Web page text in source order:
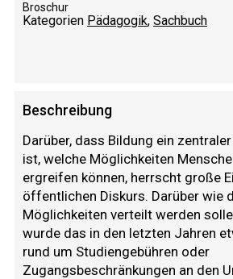
Broschur
Kategorien Pädagogik, Sachbuch
Beschreibung
Darüber, dass Bildung ein
ist, welche Möglichkeiten
ergreifen können, herrscht große
öffentlichen Diskurs. Darüber wie
Möglichkeiten verteilt werden
wurde das in den letzten Jahren
rund um Studiengebühren oder
Zugangsbeschränkungen an den